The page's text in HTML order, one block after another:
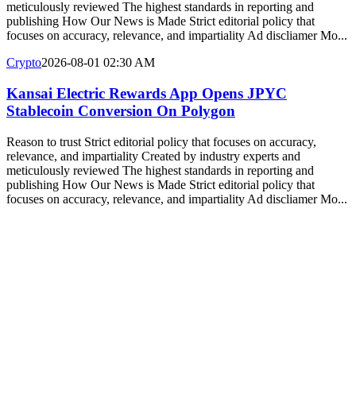
meticulously reviewed The highest standards in reporting and
publishing How Our News is Made Strict editorial policy that
focuses on accuracy, relevance, and impartiality Ad discliamer Mo...
Crypto2026-08-01 02:30 AM
Kansai Electric Rewards App Opens JPYC
Stablecoin Conversion On Polygon
Reason to trust Strict editorial policy that focuses on accuracy,
relevance, and impartiality Created by industry experts and
meticulously reviewed The highest standards in reporting and
publishing How Our News is Made Strict editorial policy that
focuses on accuracy, relevance, and impartiality Ad discliamer Mo...